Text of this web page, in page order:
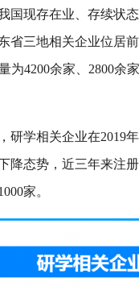
国现存在业、存续状
省三地相关企业位居
为4200余家、2800余
研学相关企业在2019
降态势，近三年来注
家。